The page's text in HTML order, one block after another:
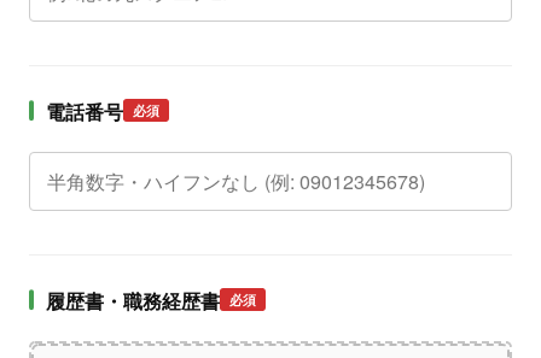
電話番号 必須
履歴書・職務経歴書 必須